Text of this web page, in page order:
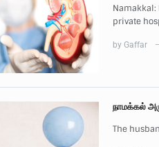
private
by Gaffar
நாமக்கல்
The